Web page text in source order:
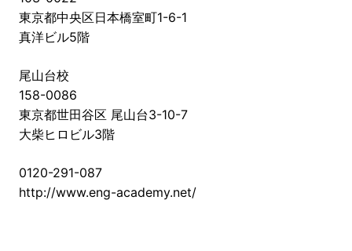
東京都中央区日本橋室町1-6-1
真洋ビル5階
尾山台校
158-0086
東京都世田谷区 尾山台3-10-7
大柴ヒロビル3階
0120-291-087
http://www.eng-academy.net/